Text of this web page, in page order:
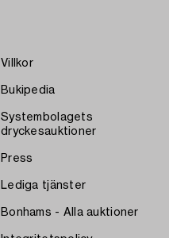
Villkor
Bukipedia
Systembolagets
dryckesauktioner
Press
Lediga tjänster
Bonhams - Alla auktioner